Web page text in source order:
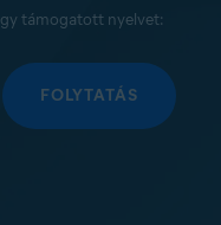
támogatott nyelvet:
FOLYTATÁS